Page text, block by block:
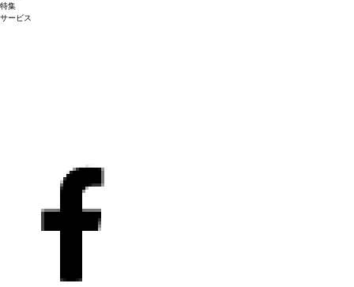
特集
サービス